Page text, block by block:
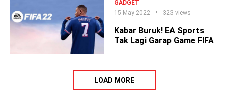
GADGET
15 May 2022
323 views
Kabar Buruk! EA Sports
Tak Lagi Garap Game FIFA
LOAD MORE